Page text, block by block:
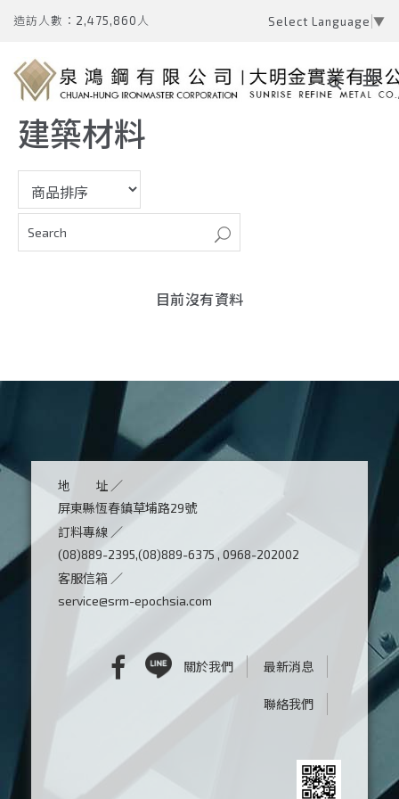
造訪人數：2,475,860人 Select Language ▼
建築材料
目前沒有資料
地 址 ／
屏東縣恆春鎮草埔路29號
訂料專線 ／
(08)889-2395,(08)889-6375 , 0968-202002
客服信箱 ／
service@srm-epochsia.com
關於我們 最新消息
聯絡我們